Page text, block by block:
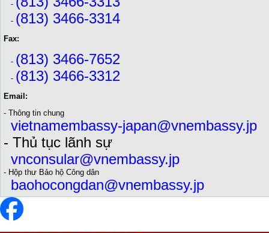
-
- (813) 3466-3314
Fax:
- (813) 3466-7652
- (813) 3466-3312
Email:
- Thông tin chung
vietnamembassy-japan@vnembassy.jp
- Thủ tục lãnh sự
vnconsular@vnembassy.jp
- Hộp thư Bảo hộ Công dân
baohocongdan@vnembassy.jp